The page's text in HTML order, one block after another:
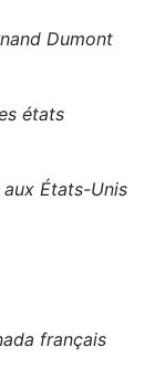
Dumont
états
États-Unis
français